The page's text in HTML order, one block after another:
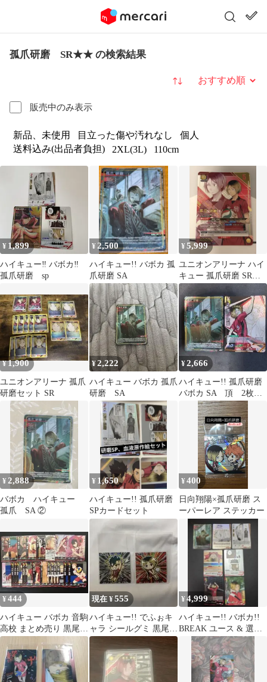
孤爪研磨 SR★★ の検索結果
販売中のみ表示
並び替え
新品、未使用 目立った傷や汚れなし
個人
送料込み(出品者負担)
2XL(3L) 110cm
¥ 1,899
ハイキュー‼︎ バボカ‼︎
孤爪研磨 sp
¥ 2,500
ハイキュー!! バボカ 孤
爪研磨 SA
¥5,999
ユニオンアリーナ ハイ
キュー 孤爪研磨 SR
★★ パラレル
¥1,900
ユニオンアリーナ 孤爪
研磨セット SR
¥2,222
ハイキュー バボカ 孤爪
研磨 SA
¥2,666
ハイキュー!! 孤爪研磨
バボカ SA 頂 2枚セ
¥2,888
バボカ ハイキュー
孤爪 SA ②
¥ 1,650
ハイキュー!! 孤爪研磨
SPカードセット
¥400
日向翔陽×孤爪研磨 ス
ーパーレア ステッカー
¥444
ハイキュー バボカ 音駒
高校 まとめ売り 黒尾
研磨 NP RP S R
現在 ¥555
ハイキュー!! でふぉキ
ャラ シールグミ 黒尾鉄
朗 孤爪研磨 スーパーレ
¥4,999
ハイキュー!! バボカ!!
BREAK ユース & 選抜
強化合宿 孤爪研磨 7枚